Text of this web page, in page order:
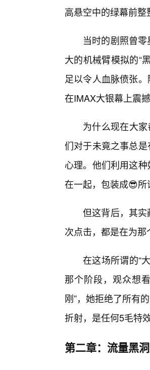
高悬空中的绿幕前
当时的剧照曾
大的机械臂模拟的“
足以令人血脉偾张
在IMAX大银幕上震
为什么现在大
们对于未竟之事总
心理。他们利用这
在一起，包装成😎所
但这背后，其
次点击，都是在为
在这场所谓的“
那个阶段，观众想
刚”，她拒绝了所有
折射，是任何5毛特
第二章：流量黑